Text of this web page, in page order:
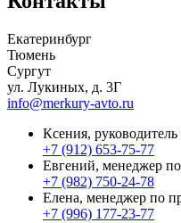
Екатеринбург
Тюмень
Сургут
ул. Лукиных, д. 3Г
info@merkury-avto.ru
Ксения, руководитель
+7 (912) 653-75-77
Евгений, менеджер
+7 (982) 750-24-78
Елена, менеджер по
+7 (996) 177-23-77